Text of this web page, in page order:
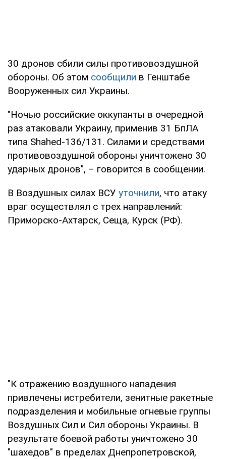
30 дронов сбили силы противовоздушной
обороны. Об этом сообщили в Генштабе
Вооруженных сил Украины.
"Ночью российские оккупанты в очередной
раз атаковали Украину, применив 31 БпЛА
типа Shahed-136/131. Силами и средствами
противовоздушной обороны уничтожено 30
ударных дронов", – говорится в сообщении.
В Воздушных силах ВСУ уточнили, что атаку
враг осуществлял с трех направлений:
Приморско-Ахтарск, Сеща, Курск (РФ).
"К отражению воздушного нападения
привлечены истребители, зенитные ракетные
подразделения и мобильные огневые группы
Воздушных Сил и Сил обороны Украины. В
результате боевой работы уничтожено 30
"шахедов" в пределах Днепропетровской,